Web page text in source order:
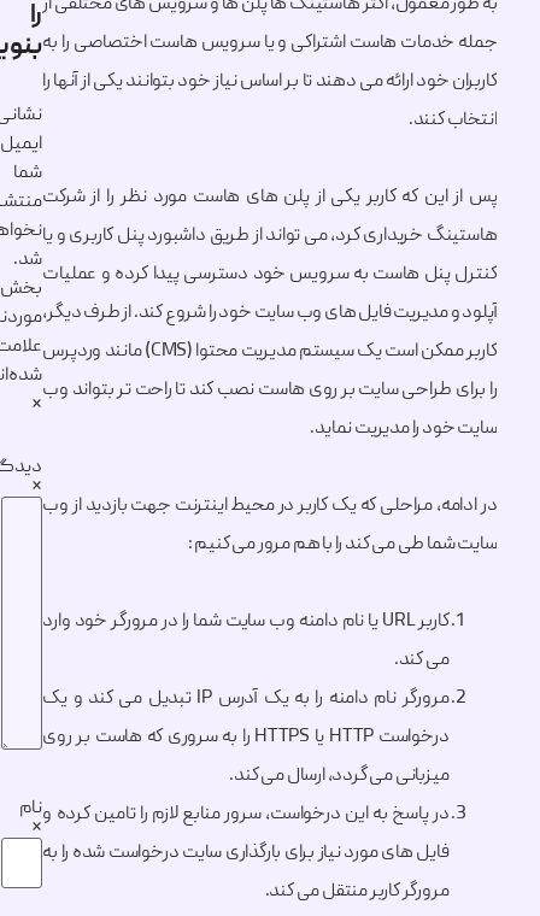
هاست اشتراکی و یا سرویس هاست اختصاصی را به
خود ارائه می دهند تا بر اساس نیاز خود بتوانند یکی از آنها را
کنند.
که کاربر یکی از پلن های هاست مورد نظر را از شرکت
خریداری کرد، می تواند از طریق داشبورد پنل کاربری و یا
پنل هاست به سرویس خود دسترسی پیدا کرده و عملیات
مدیریت فایل های وب سایت خود را شروع کند. از طرف دیگر،
کاربر ممکن است یک سیستم مدیریت محتوا (CMS) مانند وردپرس
طراحی سایت بر روی هاست نصب کند تا راحت تر بتواند وب
را مدیریت نماید.
مراحلی که یک کاربر در محیط اینترنت جهت بازدید از وب
طی می کند را با هم مرور می کنیم :
کاربر URL یا نام دامنه وب سایت شما را در مرورگر خود وارد
مرورگر نام دامنه را به یک آدرس IP تبدیل می کند و یک
درخواست HTTP یا HTTPS را به سروری که هاست بر روی
میزبانی می گردد، ارسال می کند.
در پاسخ به این درخواست، سرور منابع لازم را تامین کرده و
فایل های مورد نیاز برای بارگذاری سایت درخواست شده را به
مرورگر کاربر منتقل می کند.
را
بنویسید
منتشر
نخواهد
بخش‌های
موردنیاز
علامت‌گذاری
شده‌اند
*
نام